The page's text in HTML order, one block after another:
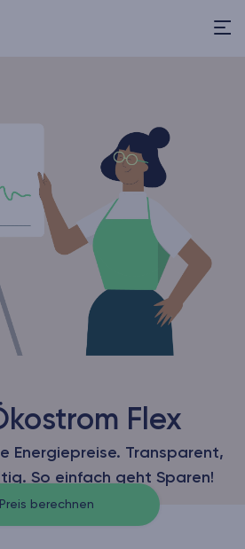
Flex
Energiepreise. Transparent,
So einfach geht Sparen!
Preis berechnen